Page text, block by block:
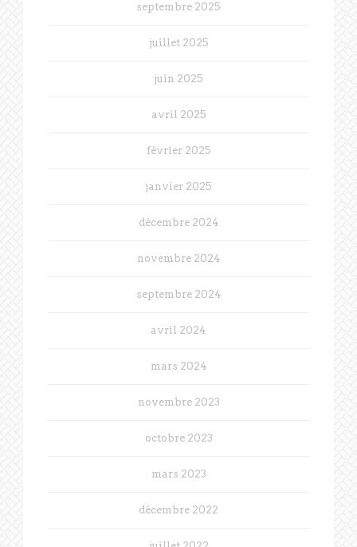
septembre 2025
juillet 2025
juin 2025
avril 2025
février 2025
janvier 2025
décembre 2024
novembre 2024
septembre 2024
avril 2024
mars 2024
novembre 2023
octobre 2023
mars 2023
décembre 2022